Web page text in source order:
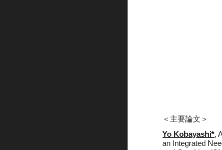
＜主要論文＞
Yo Kobayashi*,
an Integrated